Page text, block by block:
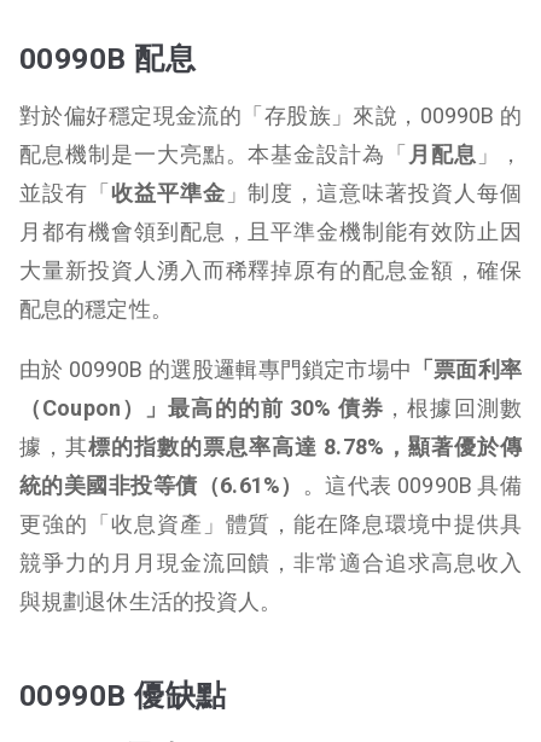
00990B 配息
對於偏好穩定現金流的「存股族」來說，00990B 的
配息機制是一大亮點。本基金設計為「 月配息 」，
並設有「 收益平準金 」制度，這意味著投資人每個
月都有機會領到配息，且平準金機制能有效防止因
大量新投資人湧入而稀釋掉原有的配息金額，確保
配息的穩定性。
由於 00990B 的選股邏輯專門鎖定市場中 「票面利率
（Coupon）」最高的的前 30% 債券 ，根據回測數
據，其標的指數的票息率高達 8.78%，顯著優於傳
統的美國非投等債（6.61%）
。這代表 00990B 具備
更強的「收息資產」體質，能在降息環境中提供具
競爭力的月月現金流回饋，非常適合追求高息收入
與規劃退休生活的投資人。
00990B 優缺點